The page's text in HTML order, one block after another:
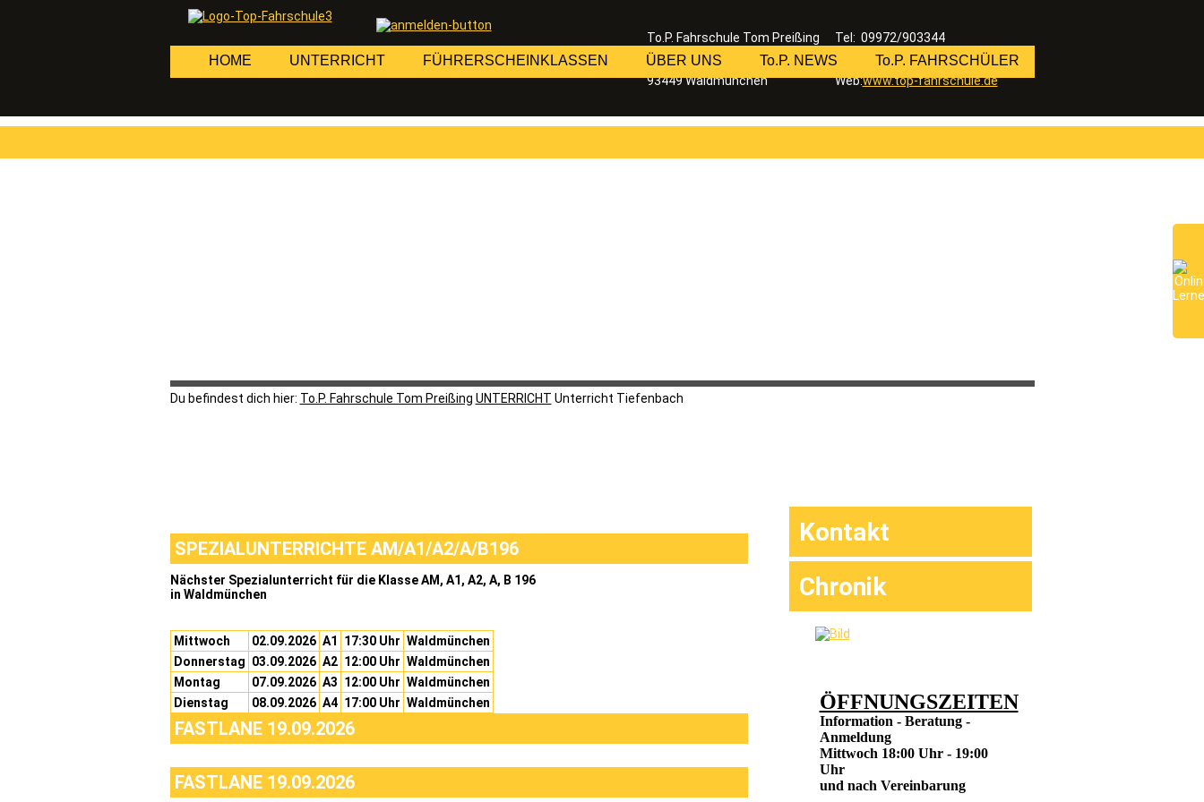
To.P. Fahrschule Tom Preißing
Inhaber: Thomas Preißing
Bahnhofstraße 20
93449 Waldmünchen
Tel: 09972/903344
Fax: 09972/903391
E-Mail: info@top-fahrschule.de
Web:www.top-fahrschule.de
Navigation
überspringen
HOME UNTERRICHT FÜHRERSCHEINKLASSEN ÜBER UNS To.P. NEWS To.P. FAHRSCHÜLER
Du befindest dich hier: To.P. Fahrschule Tom Preißing UNTERRICHT Unterricht Tiefenbach
SPEZIALUNTERRICHTE AM/A1/A2/A/B196
Nächster Spezialunterricht für die Klasse AM, A1, A2, A, B 196
in Waldmünchen
Mittwoch 02.09.2026 A1 17:30 Uhr Waldmünchen
Donnerstag 03.09.2026 A2 12:00 Uhr Waldmünchen
Montag
07.09.2026 A3 12:00 Uhr Waldmünchen
Dienstag
08.09.2026 A4 17:00 Uhr Waldmünchen
FASTLANE 19.09.2026
FASTLANE 19.09.2026
Navigation
überspringen
Kontakt
Chronik
ÖFFNUNGSZEITEN
Information - Beratung -
Anmeldung
Mittwoch 18:00 Uhr - 19:00
Uhr
und nach Vereinbarung